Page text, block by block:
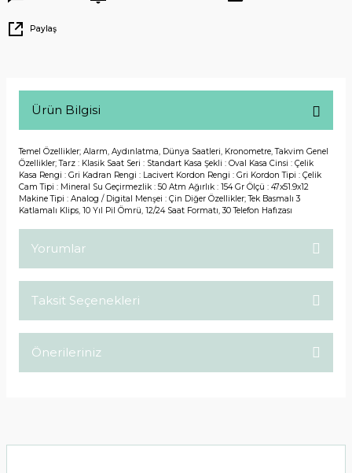
Paylaş
Ürün Bilgisi
Temel Özellikler; Alarm, Aydınlatma, Dünya Saatleri, Kronometre, Takvim Genel
Özellikler; Tarz : Klasik Saat Seri : Standart Kasa Şekli : Oval Kasa Cinsi : Çelik
Kasa Rengi : Gri Kadran Rengi : Lacivert Kordon Rengi : Gri Kordon Tipi : Çelik
Cam Tipi : Mineral Su Geçirmezlik : 50 Atm Ağırlık : 154 Gr Ölçü : 47x51.9x12
Makine Tipi : Analog / Digital Menşei : Çin Diğer Özellikler; Tek Basmalı 3
Katlamalı Klips, 10 Yıl Pil Ömrü, 12/24 Saat Formatı, 30 Telefon Hafızası
Yorumlar
Taksit Seçenekleri
Önerileriniz